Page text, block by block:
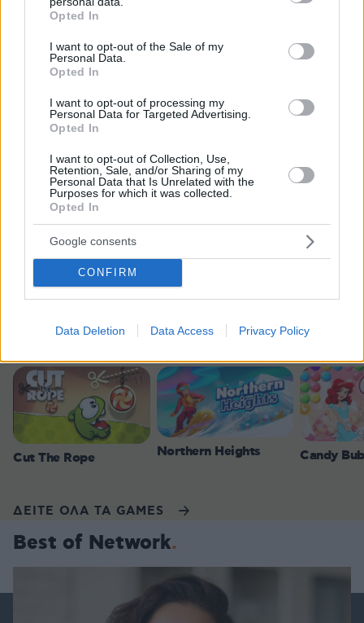
grant or deny consent to Google and its third-party tags to
use your data for below specified purposes in below Google
consent section.
Opted In
I want to opt-out of the Sale of my
Personal Data.
Opted In
I want to opt-out of processing my
Personal Data for Targeted Advertising.
Opted In
I want to opt-out of Collection, Use,
Retention, Sale, and/or Sharing of my
Personal Data that Is Unrelated with the
Purposes for which it was collected.
Opted In
Google consents
CONFIRM
Data Deletion Data Access Privacy Policy
«Δεν θα με κυριεύσει ο φόβος»: Ο
ξανά το κατάστημά του μετά τις
επιθέσεις και τον εμπρησμό
Στο mega yacht «Boardwalk» στην
Κέρκυρα η δεξίωση για τα 250 χρόνια
από την αμερικανική ανεξαρτησία -
Δείτε φωτογραφίες και βίντεο
Games
Cut The Rope Northern Heights Candy
ΔΕΙΤΕ ΟΛΑ ΤΑ GAMES
Best of Network